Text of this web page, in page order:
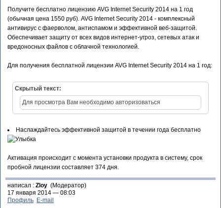
Получите бесплатно лицензию AVG Internet Security 2014 на 1 год
(обычная цена 1550 руб). AVG Internet Security 2014 - комплексный
антивирус с фаерволом, антиспамом и эффективной веб-защитой.
Обеспечивает защиту от всех видов интернет-угроз, сетевых атак и
вредоносных файлов с облачной технологией.
Для получения бесплатной лицензии AVG Internet Security 2014 на 1 год:
Скрытый текст:
Для просмотра Вам необходимо авторизоваться
Наслаждайтесь эффективной защитой в течении года бесплатно
Активация происходит с момента установки продукта в систему, срок
пробной лицензии составляет 374 дня.
написал : Zloy (Модератор)
17 января 2014 — 08:03
Профиль E-mail